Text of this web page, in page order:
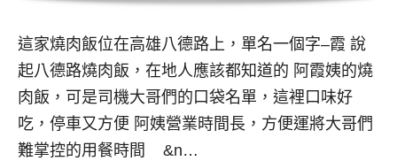
這家燒肉飯位在高雄八德路上，單名一個字–霞 說
起八德路燒肉飯，在地人應該都知道的 阿霞姨的燒
肉飯，可是司機大哥們的口袋名單，這裡口味好
吃，停車又方便 阿姨營業時間長，方便運將大哥們
難掌控的用餐時間 &n…